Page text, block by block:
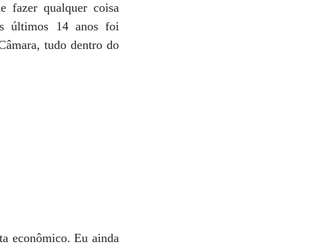
fazer qualquer coisa
últimos 14 anos foi
tudo dentro do
econômico. Eu ainda